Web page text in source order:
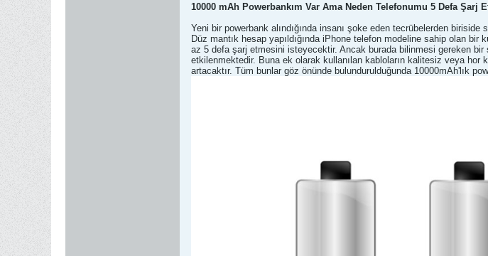
10000 mAh Powerbankım Var Ama Neden Telefonumu 5 Defa Şarj
Yeni bir powerbank alındığında insanı şoke eden tecrübelerden
Düz mantık hesap yapıldığında iPhone telefon modeline sahip olan
az 5 defa şarj etmesini isteyecektir. Ancak burada bilinmesi gereken bir
etkilenmektedir. Buna ek olarak kullanılan kabloların kalitesiz veya hor
artacaktır. Tüm bunlar göz önünde bulundurulduğunda 10000mAh'lık